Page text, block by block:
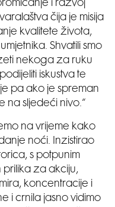
i razvoj
čija je misija
kvalitete života,
Shvatili smo
nekoga za ruku
iskustva te
pa ako je spreman
na sljedeći nivo.“
na vrijeme kako
noći. Inzistirao
s potpunim
prilika za akciju,
koncentracije i
i crnila jasno vidimo